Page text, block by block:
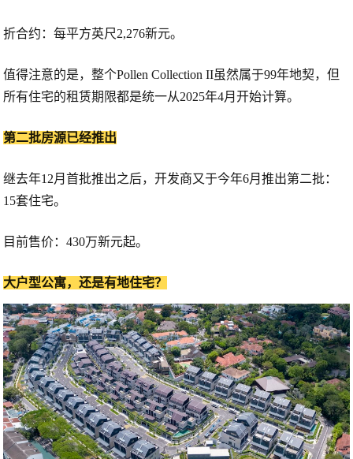
折合约：每平方英尺2,276新元。
值得注意的是，整个Pollen Collection II虽然属于99年地契，但
所有住宅的租赁期限都是统一从2025年4月开始计算。
第二批房源已经推出
继去年12月首批推出之后，开发商又于今年6月推出第二批：
15套住宅。
目前售价：430万新元起。
大户型公寓，还是有地住宅？